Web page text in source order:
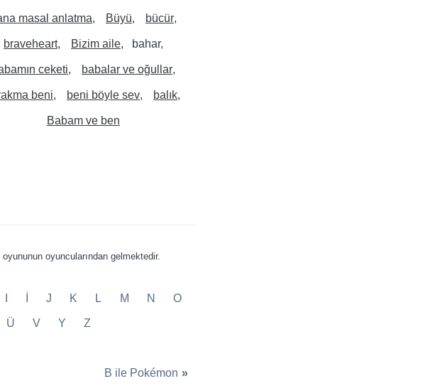
masal anlatma Büyü bücür
braveheart Bizim aile bahar
ceketi babalar ve oğullar
beni beni böyle sev balık
Babam ve ben
oyununun oyuncularından gelmektedir.
J K L M N O
Ü V Y Z
B ile Pokémon »